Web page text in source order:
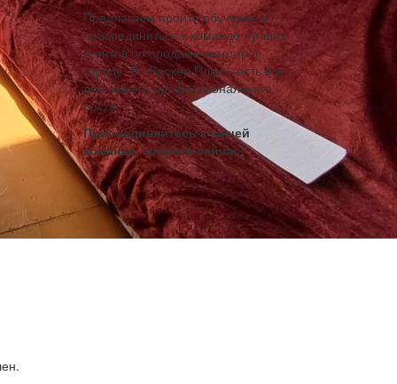
Предлагаем пройти обучение и
присоединиться к команде лучших
агентов по продаже квартир в
городе. В «Брокер Плюс» есть всё
для вашего профессионального
роста.
Присоединяйтесь к нашей
команде, звоните сейчас!